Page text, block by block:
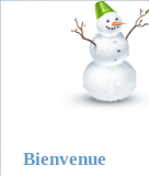
Bienvenue